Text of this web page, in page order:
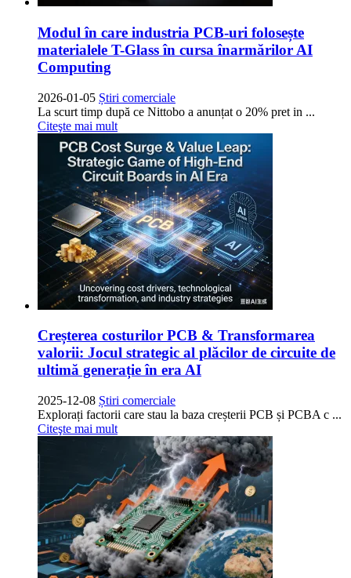
Modul în care industria PCB-uri folosește
materialele T-Glass în cursa înarmărilor AI
Computing
2026-01-05 Știri comerciale
La scurt timp după ce Nittobo a anunțat o 20% pret in ...
Citeşte mai mult
Creșterea costurilor PCB & Transformarea
valorii: Jocul strategic al plăcilor de circuite de
ultimă generație în era AI
2025-12-08 Știri comerciale
Explorați factorii care stau la baza creșterii PCB și PCBA c ...
Citeşte mai mult